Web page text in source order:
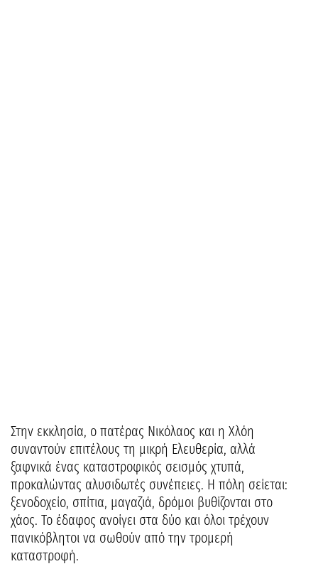
Στην εκκλησία, ο πατέρας Νικόλαος και η Χλόη
συναντούν επιτέλους τη μικρή Ελευθερία, αλλά
ξαφνικά ένας καταστροφικός σεισμός χτυπά,
προκαλώντας αλυσιδωτές συνέπειες. Η πόλη σείεται:
ξενοδοχείο, σπίτια, μαγαζιά, δρόμοι βυθίζονται στο
χάος. Το έδαφος ανοίγει στα δύο και όλοι τρέχουν
πανικόβλητοι να σωθούν από την τρομερή
καταστροφή.